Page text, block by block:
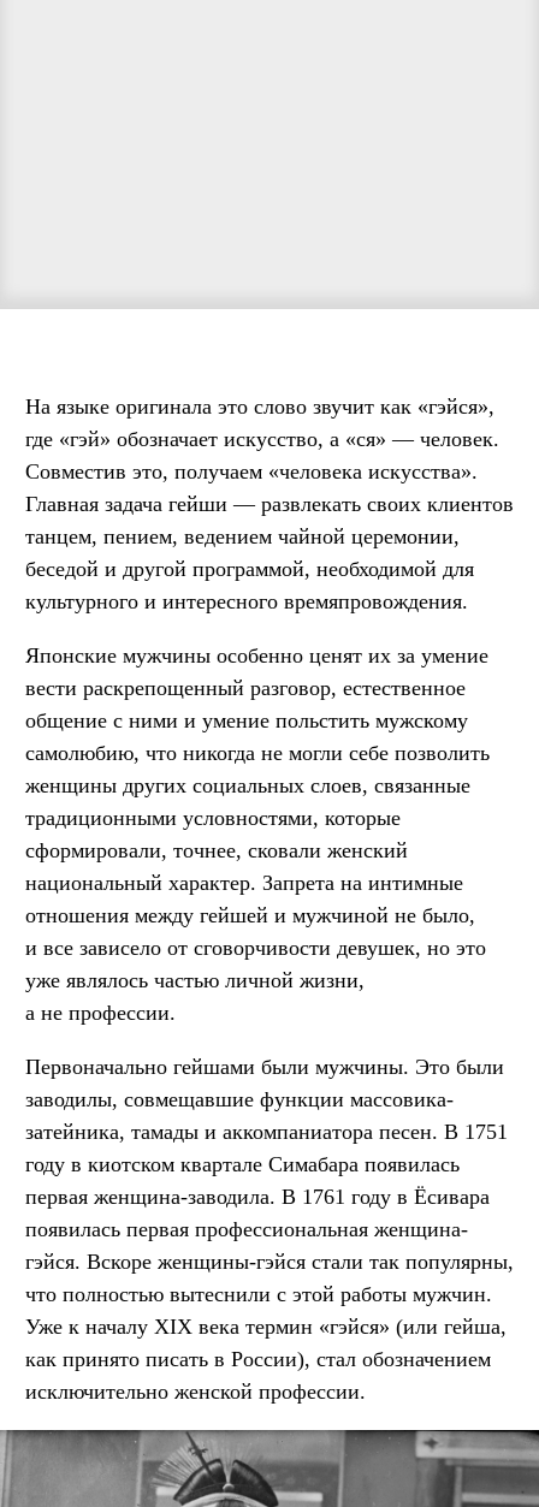
На языке оригинала это слово звучит как «гэйся»,
где «гэй» обозначает искусство, а «ся» — человек.
Совместив это, получаем «человека искусства».
Главная задача гейши — развлекать своих клиентов
танцем, пением, ведением чайной церемонии,
беседой и другой программой, необходимой для
культурного и интересного времяпровождения.
Японские мужчины особенно ценят их за умение
вести раскрепощенный разговор, естественное
общение с ними и умение польстить мужскому
самолюбию, что никогда не могли себе позволить
женщины других социальных слоев, связанные
традиционными условностями, которые
сформировали, точнее, сковали женский
национальный характер. Запрета на интимные
отношения между гейшей и мужчиной не было,
и все зависело от сговорчивости девушек, но это
уже являлось частью личной жизни,
а не профессии.
Первоначально гейшами были мужчины. Это были
заводилы, совмещавшие функции массовика-
затейника, тамады и аккомпаниатора песен. В 1751
году в киотском квартале Симабара появилась
первая женщина-заводила. В 1761 году в Ёсивара
появилась первая профессиональная женщина-
гэйся. Вскоре женщины-гэйся стали так популярны,
что полностью вытеснили с этой работы мужчин.
Уже к началу XIX века термин «гэйся» (или гейша,
как принято писать в России), стал обозначением
исключительно женской профессии.